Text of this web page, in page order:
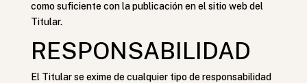
como suficiente con la publicación en el sitio web del
Titular.
RESPONSABILIDAD
El Titular se exime de cualquier tipo de responsabilidad